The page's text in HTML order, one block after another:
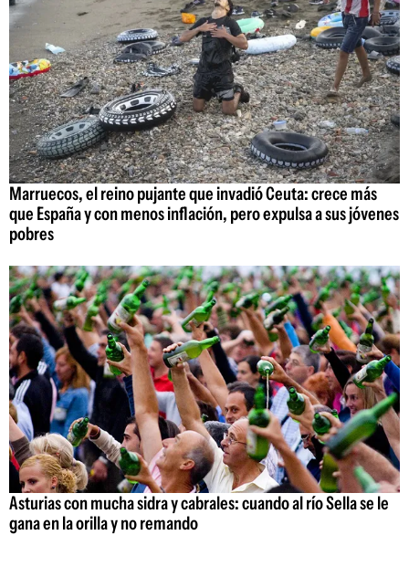
Marruecos, el reino pujante que invadió Ceuta: crece más
que España y con menos inflación, pero expulsa a sus jóvenes
pobres
Asturias con mucha sidra y cabrales: cuando al río Sella se le
gana en la orilla y no remando